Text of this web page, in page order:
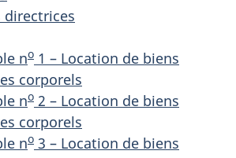
directrices
no 1 – Location de biens
corporels
no 2 – Location de biens
corporels
no 3 – Location de biens